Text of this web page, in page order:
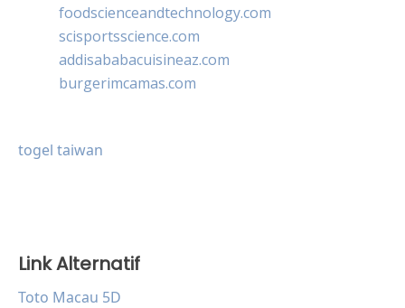
foodscienceandtechnology.com
scisportsscience.com
addisababacuisineaz.com
burgerimcamas.com
togel taiwan
Link Alternatif
Toto Macau 5D